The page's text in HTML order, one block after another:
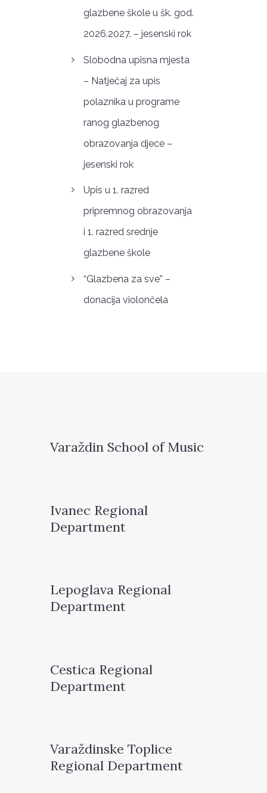
glazbene škole u šk. god.
2026.2027. – jesenski rok
Slobodna upisna mjesta
– Natječaj za upis
polaznika u programe
ranog glazbenog
obrazovanja djece –
jesenski rok
Upis u 1. razred
pripremnog obrazovanja
i 1. razred srednje
glazbene škole
“Glazbena za sve” –
donacija violončela
Varaždin School of Music
Ivanec Regional
Department
Lepoglava Regional
Department
Cestica Regional
Department
Varaždinske Toplice
Regional Department